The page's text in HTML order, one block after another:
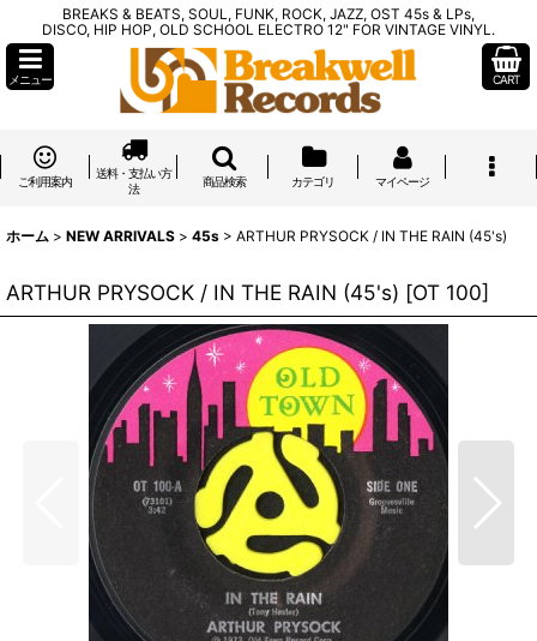
BREAKS & BEATS, SOUL, FUNK, ROCK, JAZZ, OST 45s & LPs,
DISCO, HIP HOP, OLD SCHOOL ELECTRO 12" FOR VINTAGE VINYL.
メニュー CART
ご利用案内
送料・支払い方
法
商品検索 カテゴリ マイページ
ホーム > NEW ARRIVALS > 45s > ARTHUR PRYSOCK / IN THE RAIN (45's)
ARTHUR PRYSOCK / IN THE RAIN (45's) [OT 100]